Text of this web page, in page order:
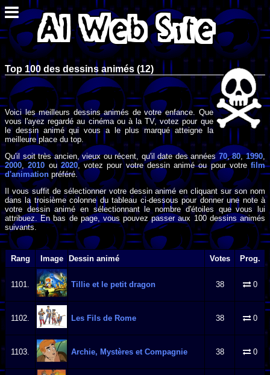
Top 100 des dessins animés (12)
Voici les meilleurs dessins animés de votre enfance. Que
vous l'ayez regardé au cinéma ou à la TV, votez pour que
le dessin animé qui vous a le plus marqué atteigne la
meilleure place du top.
Qu'il soit très ancien, vieux ou récent, qu'il date des années 70,80,1990,
2000,2010 ou2020, votez pour votre dessin animé ou pour votre film
d'animation préféré.
Il vous suffit de sélectionner votre dessin animé en cliquant sur son nom
dans la troisième colonne du tableau ci-dessous pour donner une note à
votre dessin animé en sélectionnant le nombre d'étoiles que vous lui
attribuez. En bas de page, vous pouvez passer aux 100 dessins animés
suivants.
Rang Image Dessin animé Votes Prog.
1101. Tillie et le petit dragon 38 0
1102. Les Fils de Rome 38 0
1103. Archie, Mystères et Compagnie 38 0